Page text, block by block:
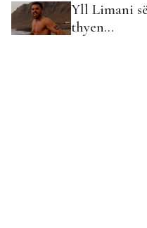
Yll Limani
thyen…